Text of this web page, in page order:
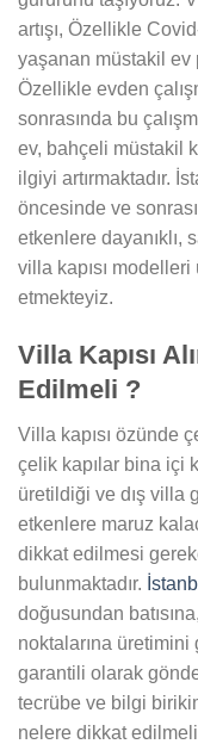
artışı, Özellikle
yaşanan müstakil ev
Özellikle evden
sonrasında bu
ev, bahçeli müstakil
ilgiyi artırmaktadır.
öncesinde ve
etkenlere dayanıklı,
villa kapısı
etmekteyiz.
Villa Kapısı
Edilmeli ?
Villa kapısı özünde
çelik kapılar bina içi
üretildiği ve dış villa
etkenlere maruz
dikkat edilmesi
bulunmaktadır.
doğusundan
noktalarına üretimini
garantili olarak
tecrübe ve bilgi
nelere dikkat